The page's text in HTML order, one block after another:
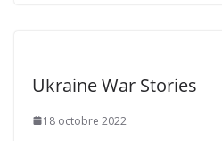
Ukraine War Stories
18 octobre 2022